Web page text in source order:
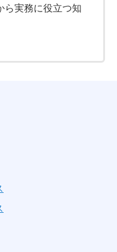
ら実務に役立つ知